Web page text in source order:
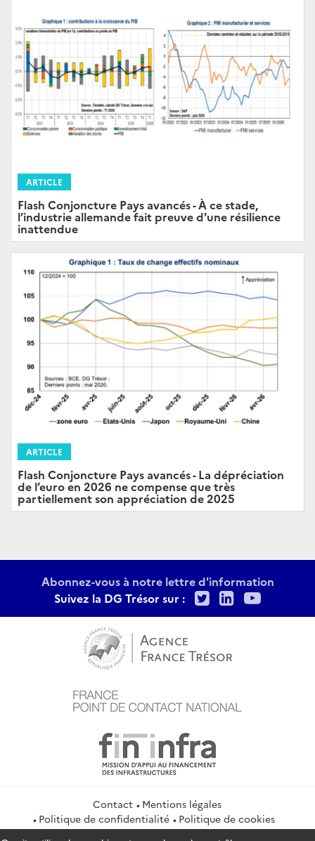
ARTICLE
Flash Conjoncture Pays avancés - À ce stade,
l’industrie allemande fait preuve d'une résilience
inattendue
ARTICLE
Flash Conjoncture Pays avancés - La dépréciation
de l’euro en 2026 ne compense que très
partiellement son appréciation de 2025
Abonnez-vous à notre lettre d'information
Suivez la DG Trésor sur :
TwitterLinkedIn
Contact
Mentions légales
Politique de confidentialité
Politique de cookies
Gestion des cookies
Flux RSS